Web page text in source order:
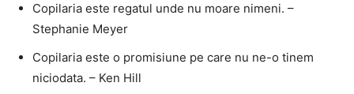
Copilaria este regatul unde nu moare nimeni. –
Stephanie Meyer
Copilaria este o promisiune pe care nu ne-o tinem
niciodata. – Ken Hill